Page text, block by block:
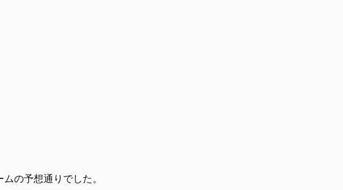
の予想通りでした。